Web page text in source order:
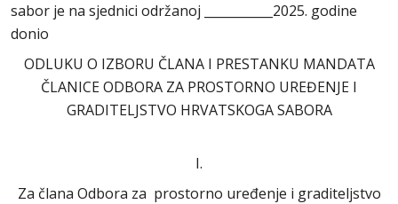
sabor je na sjednici održanoj ___________2025. godine
donio
ODLUKU O IZBORU ČLANA I PRESTANKU MANDATA
ČLANICE ODBORA ZA PROSTORNO UREĐENJE I
GRADITELJSTVO HRVATSKOGA SABORA
I.
Za člana Odbora za prostorno uređenje i graditeljstvo